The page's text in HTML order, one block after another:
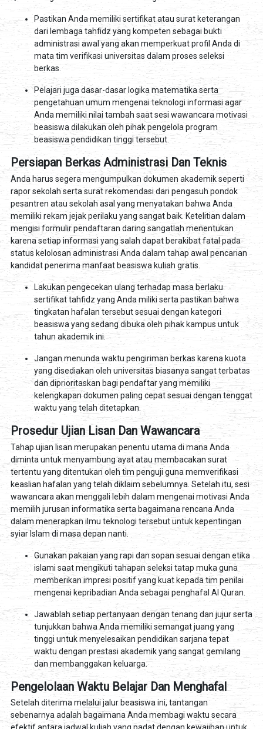
Pastikan Anda memiliki sertifikat atau surat keterangan
dari lembaga tahfidz yang kompeten sebagai bukti
administrasi awal yang akan memperkuat profil Anda di
mata tim verifikasi universitas dalam proses seleksi
berkas.
Pelajari juga dasar-dasar logika matematika serta
pengetahuan umum mengenai teknologi informasi agar
Anda memiliki nilai tambah saat sesi wawancara motivasi
beasiswa dilakukan oleh pihak pengelola program
beasiswa pendidikan tinggi tersebut.
Persiapan Berkas Administrasi Dan Teknis
Anda harus segera mengumpulkan dokumen akademik seperti
rapor sekolah serta surat rekomendasi dari pengasuh pondok
pesantren atau sekolah asal yang menyatakan bahwa Anda
memiliki rekam jejak perilaku yang sangat baik. Ketelitian dalam
mengisi formulir pendaftaran daring sangatlah menentukan
karena setiap informasi yang salah dapat berakibat fatal pada
status kelolosan administrasi Anda dalam tahap awal pencarian
kandidat penerima manfaat beasiswa kuliah gratis.
Lakukan pengecekan ulang terhadap masa berlaku
sertifikat tahfidz yang Anda miliki serta pastikan bahwa
tingkatan hafalan tersebut sesuai dengan kategori
beasiswa yang sedang dibuka oleh pihak kampus untuk
tahun akademik ini.
Jangan menunda waktu pengiriman berkas karena kuota
yang disediakan oleh universitas biasanya sangat terbatas
dan diprioritaskan bagi pendaftar yang memiliki
kelengkapan dokumen paling cepat sesuai dengan tenggat
waktu yang telah ditetapkan.
Prosedur Ujian Lisan Dan Wawancara
Tahap ujian lisan merupakan penentu utama di mana Anda
diminta untuk menyambung ayat atau membacakan surat
tertentu yang ditentukan oleh tim penguji guna memverifikasi
keaslian hafalan yang telah diklaim sebelumnya. Setelah itu, sesi
wawancara akan menggali lebih dalam mengenai motivasi Anda
memilih jurusan informatika serta bagaimana rencana Anda
dalam menerapkan ilmu teknologi tersebut untuk kepentingan
syiar Islam di masa depan nanti.
Gunakan pakaian yang rapi dan sopan sesuai dengan etika
islami saat mengikuti tahapan seleksi tatap muka guna
memberikan impresi positif yang kuat kepada tim penilai
mengenai kepribadian Anda sebagai penghafal Al Quran.
Jawablah setiap pertanyaan dengan tenang dan jujur serta
tunjukkan bahwa Anda memiliki semangat juang yang
tinggi untuk menyelesaikan pendidikan sarjana tepat
waktu dengan prestasi akademik yang sangat gemilang
dan membanggakan keluarga.
Pengelolaan Waktu Belajar Dan Menghafal
Setelah diterima melalui jalur beasiswa ini, tantangan
sebenarnya adalah bagaimana Anda membagi waktu secara